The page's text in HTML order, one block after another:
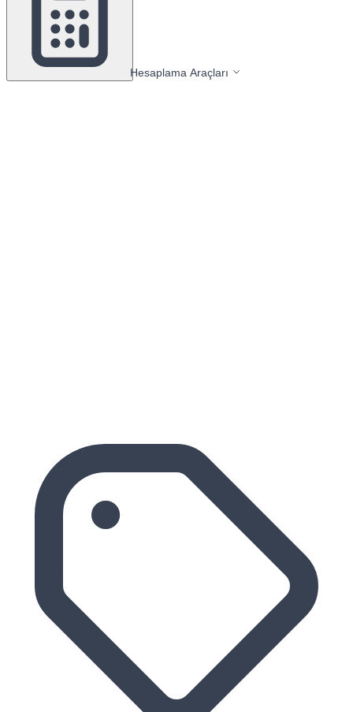
Hesaplama Araçları